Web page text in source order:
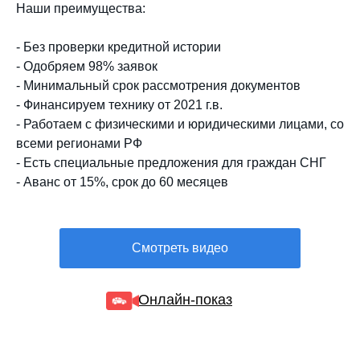
Наши преимущества:
- Без проверки кредитной истории
- Одобряем 98% заявок
- Минимальный срок рассмотрения документов
- Финансируем технику от 2021 г.в.
- Работаем с физическими и юридическими лицами, со
всеми регионами РФ
- Есть специальные предложения для граждан СНГ
- Аванс от 15%, срок до 60 месяцев
Смотреть видео
Онлайн-показ